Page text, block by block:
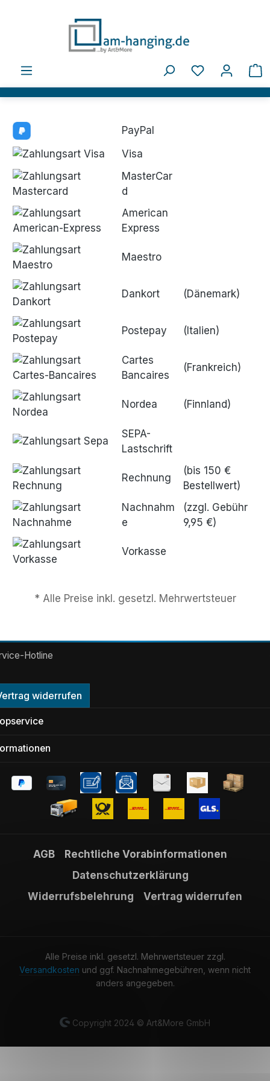
Du hast 0
PayPal
Visa
MasterCar
d
American
Express
Maestro
Dankort (Dänemark)
Postepay (Italien)
Cartes
Bancaires
(Frankreich)
Nordea (Finnland)
SEPA-
Lastschrift
Rechnung
(bis 150 €
Bestellwert)
Nachnahm
e
(zzgl. Gebühr
9,95 €)
Vorkasse
* Alle Preise inkl. gesetzl. Mehrwertsteuer
Hotline
widerrufen
AGB
Rechtliche Vorabinformationen
Datenschutzerklärung
Widerrufsbelehrung
Vertrag widerrufen
Alle Preise inkl. gesetzl. Mehrwertsteuer zzgl.
Versandkosten und ggf. Nachnahmegebühren, wenn nicht
anders angegeben.
Copyright 2024 © Art&More GmbH